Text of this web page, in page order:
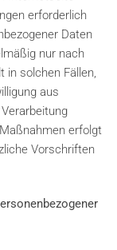
erforderlich
Daten
nur nach
in solchen Fällen,
aus
erfolgt
Vorschriften